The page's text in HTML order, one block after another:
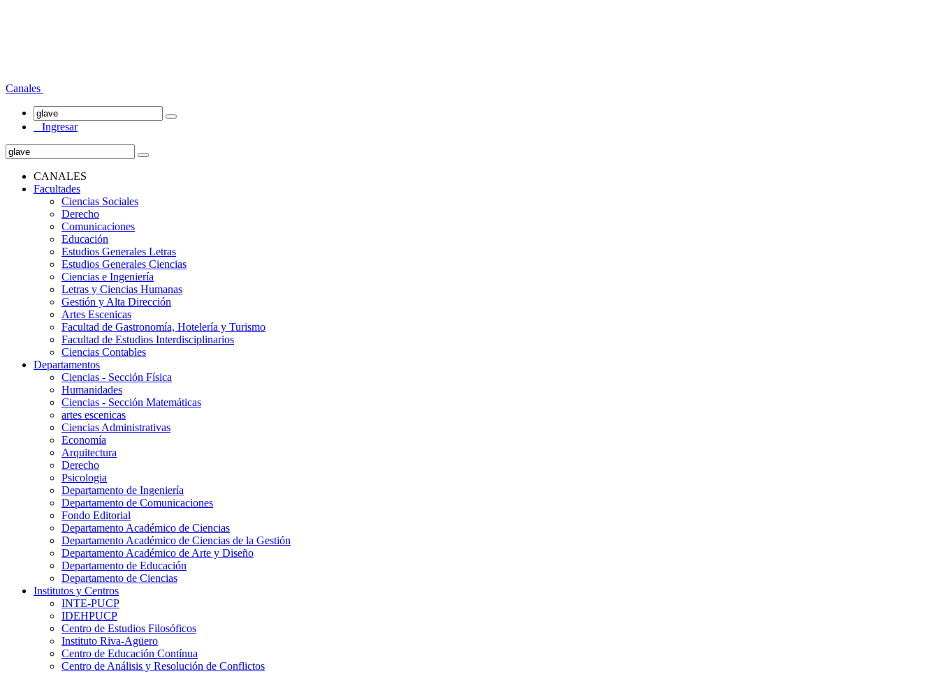
Canales
Ingresar
CANALES
Facultades
Ciencias Sociales
Derecho
Comunicaciones
Educación
Estudios Generales Letras
Estudios Generales Ciencias
Ciencias e Ingeniería
Letras y Ciencias Humanas
Gestión y Alta Dirección
Artes Escenicas
Facultad de Gastronomía, Hotelería y Turismo
Facultad de Estudios Interdisciplinarios
Ciencias Contables
Departamentos
Ciencias - Sección Física
Humanidades
Ciencias - Sección Matemáticas
artes escenicas
Ciencias Administrativas
Economía
Arquitectura
Derecho
Psicologia
Departamento de Ingeniería
Departamento de Comunicaciones
Fondo Editorial
Departamento Académico de Ciencias
Departamento Académico de Ciencias de la Gestión
Departamento Académico de Arte y Diseño
Departamento de Educación
Departamento de Ciencias
Institutos y Centros
INTE-PUCP
IDEHPUCP
Centro de Estudios Filosóficos
Instituto Riva-Agüero
Centro de Educación Contínua
Centro de Análisis y Resolución de Conflictos